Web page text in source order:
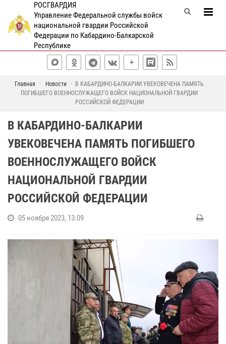
РОСГВАРДИЯ
Управление Федеральной службы войск
национальной гвардии Российской
Федерации по Кабардино-Балкарской
Республике
Главная Новости
В КАБАРДИНО-БАЛКАРИИ УВЕКОВЕЧЕНА ПАМЯТЬ
ПОГИБШЕГО ВОЕННОСЛУЖАЩЕГО ВОЙСК НАЦИОНАЛЬНОЙ ГВАРДИИ
РОССИЙСКОЙ ФЕДЕРАЦИИ
В КАБАРДИНО-БАЛКАРИИ
УВЕКОВЕЧЕНА ПАМЯТЬ ПОГИБШЕГО
ВОЕННОСЛУЖАЩЕГО ВОЙСК
НАЦИОНАЛЬНОЙ ГВАРДИИ
РОССИЙСКОЙ ФЕДЕРАЦИИ
05 ноября 2023, 13:09